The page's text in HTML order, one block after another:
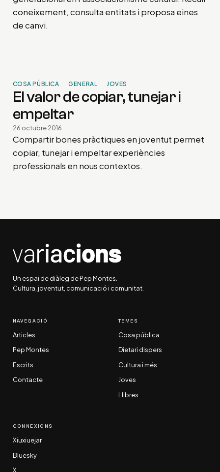
coneixement, consulta entitats i proposa eines
de canvi.
COSA PÚBLICA GENERAL JOVES
El valor de copiar, tunejar i
empeltar
26 octubre 2016
Compartir bones pràctiques en joventut permet
copiar, tunejar i empeltar experiències
professionals en nous contextos.
Un espai de diàleg de Pep Montes.
Cultura, joventut, comunicació i comunitat.
NAVEGACIÓ
Articles
Pep Montes
Escrits
Contacte
TEMES
Cosa pública
Dietari dispers
Cultura i més
Joves
Llibres
CONNEXIONS
Xiuxiuejar
Bluesky
X